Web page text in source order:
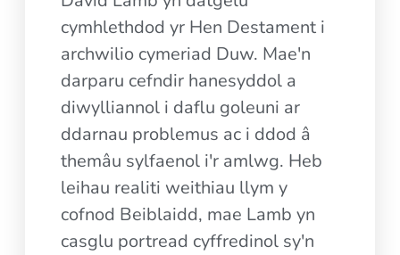
cymhlethdod yr Hen Destament i
archwilio cymeriad Duw. Mae'n
darparu cefndir hanesyddol a
diwylliannol i daflu goleuni ar
ddarnau problemus ac i ddod â
themâu sylfaenol i'r amlwg. Heb
leihau realiti weithiau llym y
cofnod Beiblaidd, mae Lamb yn
casglu portread cyffredinol sy'n